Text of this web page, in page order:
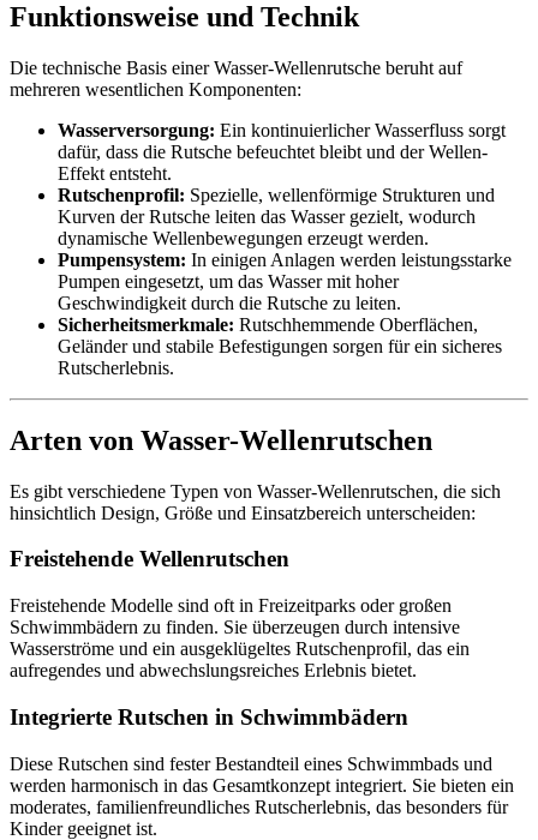
Funktionsweise und Technik
Die technische Basis einer Wasser-Wellenrutsche beruht auf
mehreren wesentlichen Komponenten:
Wasserversorgung: Ein kontinuierlicher Wasserfluss sorgt
dafür, dass die Rutsche befeuchtet bleibt und der Wellen-
Effekt entsteht.
Rutschenprofil: Spezielle, wellenförmige Strukturen und
Kurven der Rutsche leiten das Wasser gezielt, wodurch
dynamische Wellenbewegungen erzeugt werden.
Pumpensystem: In einigen Anlagen werden leistungsstarke
Pumpen eingesetzt, um das Wasser mit hoher
Geschwindigkeit durch die Rutsche zu leiten.
Sicherheitsmerkmale: Rutschhemmende Oberflächen,
Geländer und stabile Befestigungen sorgen für ein sicheres
Rutscherlebnis.
Arten von Wasser-Wellenrutschen
Es gibt verschiedene Typen von Wasser-Wellenrutschen, die sich
hinsichtlich Design, Größe und Einsatzbereich unterscheiden:
Freistehende Wellenrutschen
Freistehende Modelle sind oft in Freizeitparks oder großen
Schwimmbädern zu finden. Sie überzeugen durch intensive
Wasserströme und ein ausgeklügeltes Rutschenprofil, das ein
aufregendes und abwechslungsreiches Erlebnis bietet.
Integrierte Rutschen in Schwimmbädern
Diese Rutschen sind fester Bestandteil eines Schwimmbads und
werden harmonisch in das Gesamtkonzept integriert. Sie bieten ein
moderates, familienfreundliches Rutscherlebnis, das besonders für
Kinder geeignet ist.